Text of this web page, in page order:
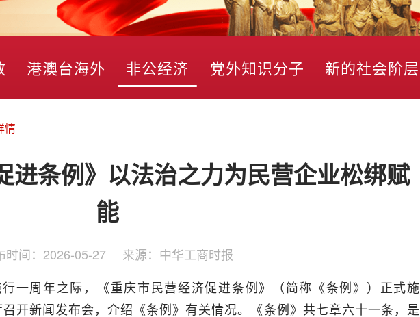
港澳台海外 非公经济 党外知识分子 新的社会阶层
情
进条例》以法治之力为民营企业松绑赋
能
间： 2026-05-27 来源： 中华工商时报
一周年之际，《重庆市民营经济促进条例》（简称《条例》）正式施
开新闻发布会，介绍《条例》有关情况。《条例》共七章六十一条，是